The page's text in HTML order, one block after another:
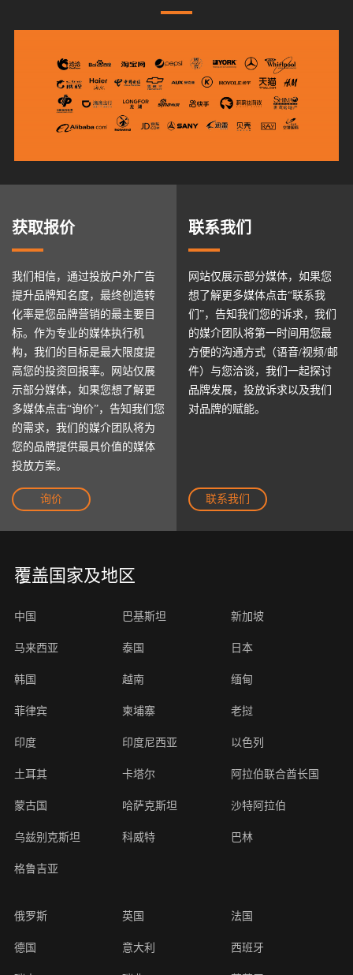
获取报价
我们相信，通过投放户外广告
提升品牌知名度，最终创造转
化率是您品牌营销的最主要目
标。作为专业的媒体执行机
构，我们的目标是最大限度提
高您的投资回报率。网站仅展
示部分媒体，如果您想了解更
多媒体点击“询价”，告知我们您
的需求，我们的媒介团队将为
您的品牌提供最具价值的媒体
投放方案。
询价
联系我们
网站仅展示部分媒体，如果您
想了解更多媒体点击“联系我
们”，告知我们您的诉求，我们
的媒介团队将第一时间用您最
方便的沟通方式（语音/视频/邮
件）与您洽谈，我们一起探讨
品牌发展，投放诉求以及我们
对品牌的赋能。
联系我们
覆盖国家及地区
中国 巴基斯坦 新加坡
马来西亚 泰国 日本
韩国 越南 缅甸
菲律宾 柬埔寨 老挝
印度 印度尼西亚 以色列
土耳其 卡塔尔 阿拉伯联合酋长国
蒙古国 哈萨克斯坦 沙特阿拉伯
乌兹别克斯坦 科威特 巴林
格鲁吉亚
俄罗斯 英国 法国
德国 意大利 西班牙